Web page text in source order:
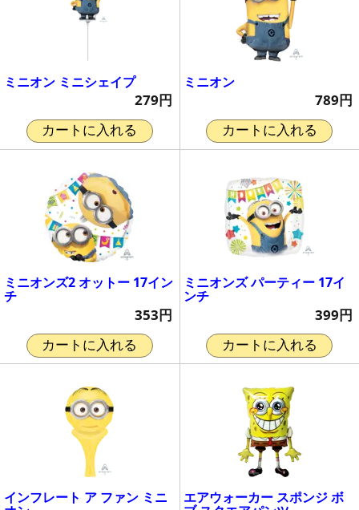
ミニオン ミニシェイプ
279円
カートに入れる
ミニオン
789円
カートに入れる
ミニオンズ2 オットー 17イン
チ
353円
カートに入れる
ミニオンズ パーティー 17イ
ンチ
399円
カートに入れる
インフレート ア ファン ミニ エアウォーカー スポンジ ボ